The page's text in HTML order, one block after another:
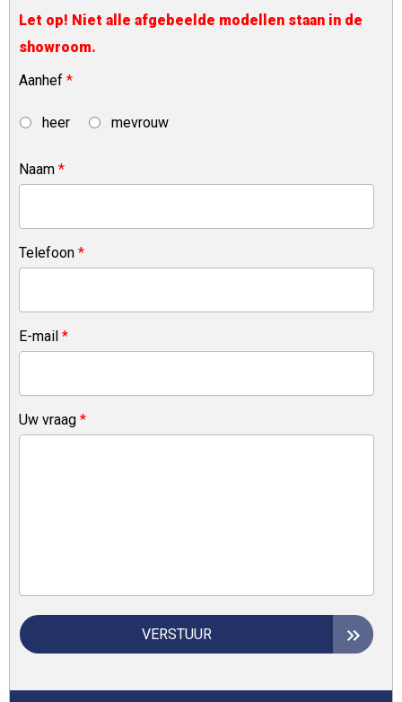
Let op! Niet alle afgebeelde modellen staan in de
showroom.
Aanhef *
heer mevrouw
Naam *
Telefoon *
E-mail *
Uw vraag *
VERSTUUR